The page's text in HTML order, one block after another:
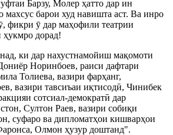
Барзу, Молер ҳатто дар ин
барои худ навишта аст. Ва инро
, фикри ӯ дар маҳофили театрии
ҳукмро дорад!
ки дар нахустнамойиш мақомоти
Норинбоев, раиси дафтари
Толиева, вазири фарҳанг,
вазири тавсиъаи иқтисодӣ, Чинибек
сотсиал-демократӣ дар
Султон Раев, вазири собиқи
суфаро ва дипломатҳои кишварҳои
Олмон ҳузур доштанд".